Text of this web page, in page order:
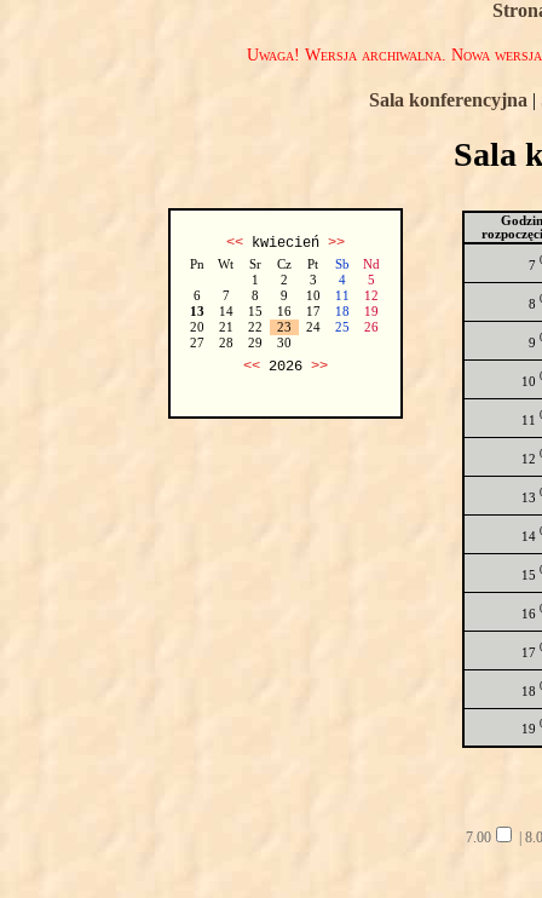
Uwaga! Wersja archiwalna. Nowa
Sala konferencyjna |
Sala
<<kwiecień >>
Pn Wt Sr Cz Pt Sb
Nd
1
2 3 4
5
6
7 8 9 10 11
12
13
14 15 16 17 18
19
20
21 22 23 24 25
26
27
28 29 30
<<2026 >>
7
8
9
10
11
12
13
14
15
16
17
18
19
7.00